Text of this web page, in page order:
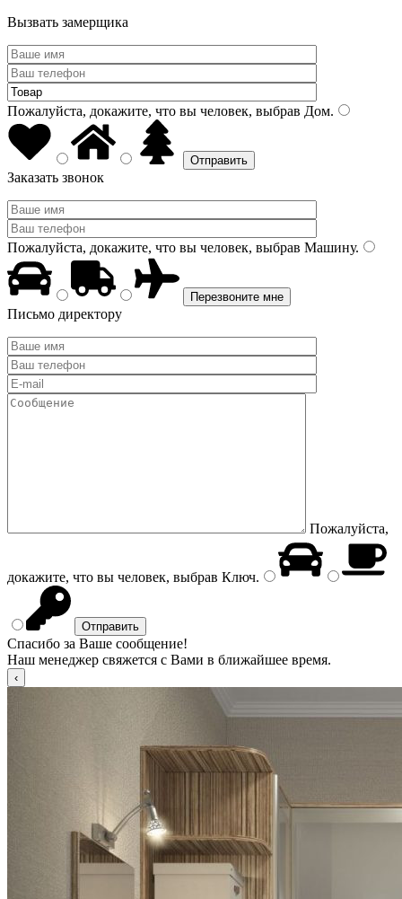
Вызвать замерщика
Пожалуйста, докажите, что вы человек, выбрав Дом.
Заказать звонок
Пожалуйста, докажите, что вы человек, выбрав Машину.
Письмо директору
Пожалуйста,
докажите, что вы человек, выбрав Ключ.
Спасибо за Ваше сообщение!
Наш менеджер свяжется с Вами в ближайшее время.